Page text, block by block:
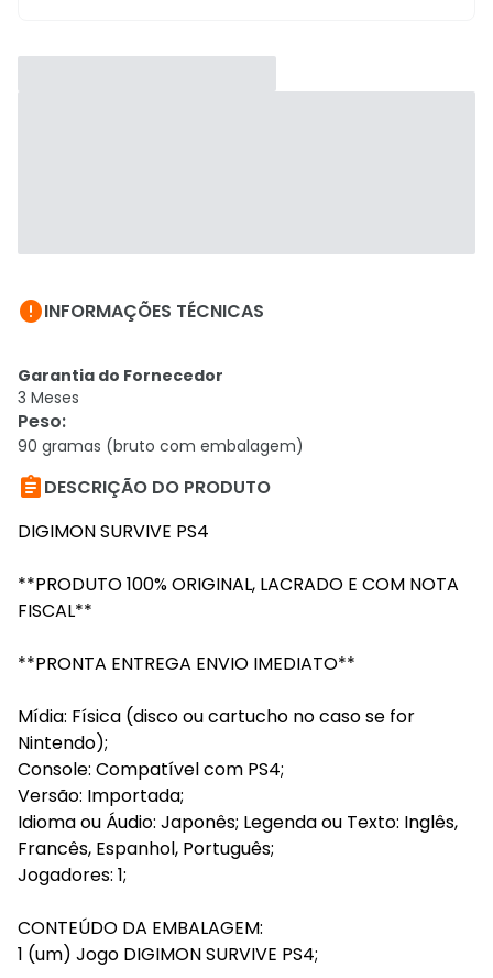
INFORMAÇÕES TÉCNICAS
Garantia do Fornecedor
3 Meses
Peso:
90 gramas (bruto com embalagem)
DESCRIÇÃO DO PRODUTO
DIGIMON SURVIVE PS4
**PRODUTO 100% ORIGINAL, LACRADO E COM NOTA
FISCAL**
**PRONTA ENTREGA ENVIO IMEDIATO**
Mídia: Física (disco ou cartucho no caso se for
Nintendo);
Console: Compatível com PS4;
Versão: Importada;
Idioma ou Áudio: Japonês; Legenda ou Texto: Inglês,
Francês, Espanhol, Português;
Jogadores: 1;
CONTEÚDO DA EMBALAGEM:
1 (um) Jogo DIGIMON SURVIVE PS4;